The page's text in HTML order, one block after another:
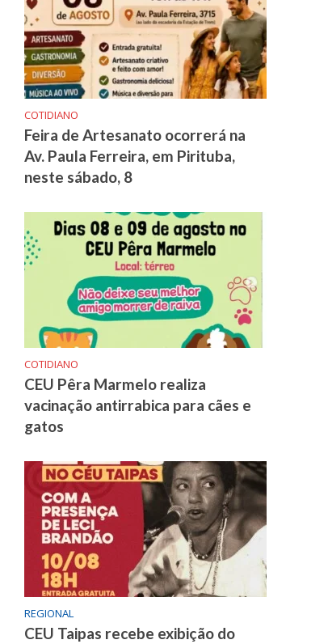
COTIDIANO
Feira de Artesanato ocorrerá na
Av. Paula Ferreira, em Pirituba,
neste sábado, 8
COTIDIANO
CEU Pêra Marmelo realiza
vacinação antirrabica para cães e
gatos
REGIONAL
CEU Taipas recebe exibição do